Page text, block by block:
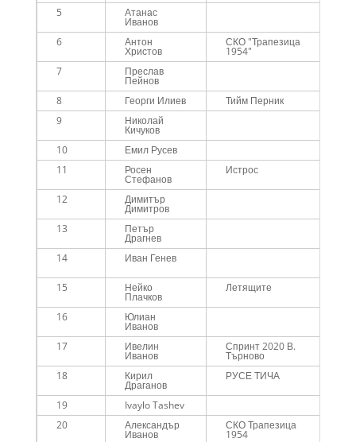
5 Атанас
Иванов
6 Антон
Христов
СКО "Трапезица
1954"
7 Преслав
Пейнов
8 Георги Илиев Тийм Перник
9
Николай
Кичуков
10
Емил Русев
11
Росен
Стефанов
Истрос
12 Димитър
Димитров
13 Петър
Драгнев
14 Иван Генев
15
Нейко
Плачков
Летящите
16
Юлиан
Иванов
17 Ивелин
Иванов
Спринт 2020 В.
Търново
18 Кирил
Драганов
РУСЕ ТИЧА
19
Ivaylo Tashev
20
Александър
Иванов
СКО Трапезица
1954